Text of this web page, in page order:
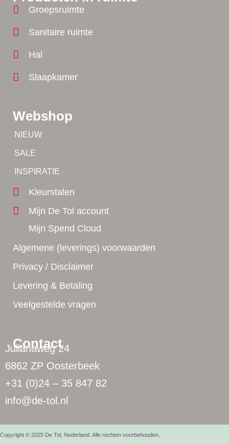
Contact
Julianaweg 24
6862 ZP Oosterbeek
+31 (0)24 – 35 847 82
info@de-tol.nl
Webshop
NIEUW
SALE
INSPIRATIE
Kleurstalen
Mijn De Tol account
Mijn Spend Cloud
Algemene (leverings) voorwaarden
Privacy / Disclaimer
Levering & Betaling
Veelgestelde vragen
Groepsruimte
Sanitaire ruimte
Hal
Slaapkamer
Copyright © 2025 De Tol, Nederland. Alle rechten voorbehouden.